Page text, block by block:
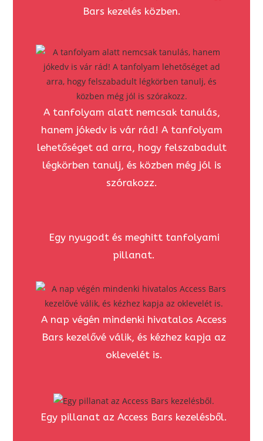
Bars kezelés közben.
A tanfolyam alatt nemcsak tanulás,
hanem jókedv is vár rád! A tanfolyam
lehetőséget ad arra, hogy felszabadult
légkörben tanulj, és közben még jól is
szórakozz.
Egy nyugodt és meghitt tanfolyami
pillanat.
A nap végén mindenki hivatalos Access
Bars kezelővé válik, és kézhez kapja az
oklevelét is.
Egy pillanat az Access Bars kezelésből.